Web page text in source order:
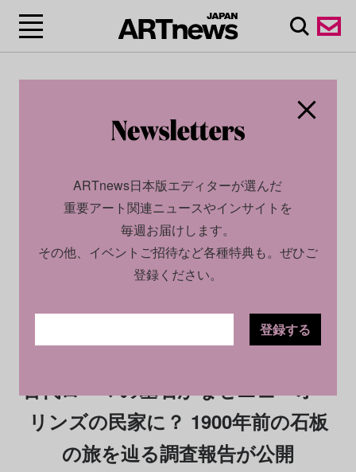
2025.10.08
古代ローマの墓石がなぜニューオー
リンズの民家に？ 1900年前の石板
の旅を辿る調査報告が公開
ARTnews日本版エディターが選んだ
重要アート関連ニュースやインサイトを
毎週お届けします。
その他、イベントご招待など各種特典も。ぜひご
登録ください。
登録する